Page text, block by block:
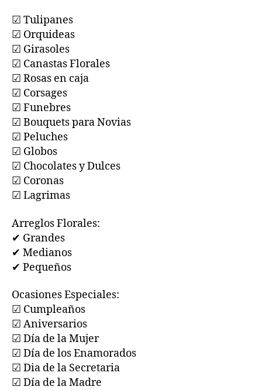
☑ Tulipanes
☑ Orquideas
☑ Girasoles
☑ Canastas Florales
☑ Rosas en caja
☑ Corsages
☑ Funebres
☑ Bouquets para Novias
☑ Peluches
☑ Globos
☑ Chocolates y Dulces
☑ Coronas
☑ Lagrimas
Arreglos Florales:
✔ Grandes
✔ Medianos
✔ Pequeños
Ocasiones Especiales:
☑ Cumpleaños
☑ Aniversarios
☑ Día de la Mujer
☑ Día de los Enamorados
☑ Dia de la Secretaria
☑ Día de la Madre